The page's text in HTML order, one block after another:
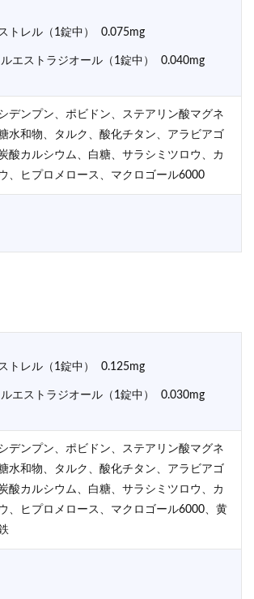
トレル（1錠中） 0.075mg
ルエストラジオール（1錠中） 0.040mg
デンプン、ポビドン、ステアリン酸マグネ
水和物、タルク、酸化チタン、アラビアゴ
酸カルシウム、白糖、サラシミツロウ、カ
、ヒプロメロース、マクロゴール6000
トレル（1錠中） 0.125mg
ルエストラジオール（1錠中） 0.030mg
デンプン、ポビドン、ステアリン酸マグネ
水和物、タルク、酸化チタン、アラビアゴ
酸カルシウム、白糖、サラシミツロウ、カ
、ヒプロメロース、マクロゴール6000、黄